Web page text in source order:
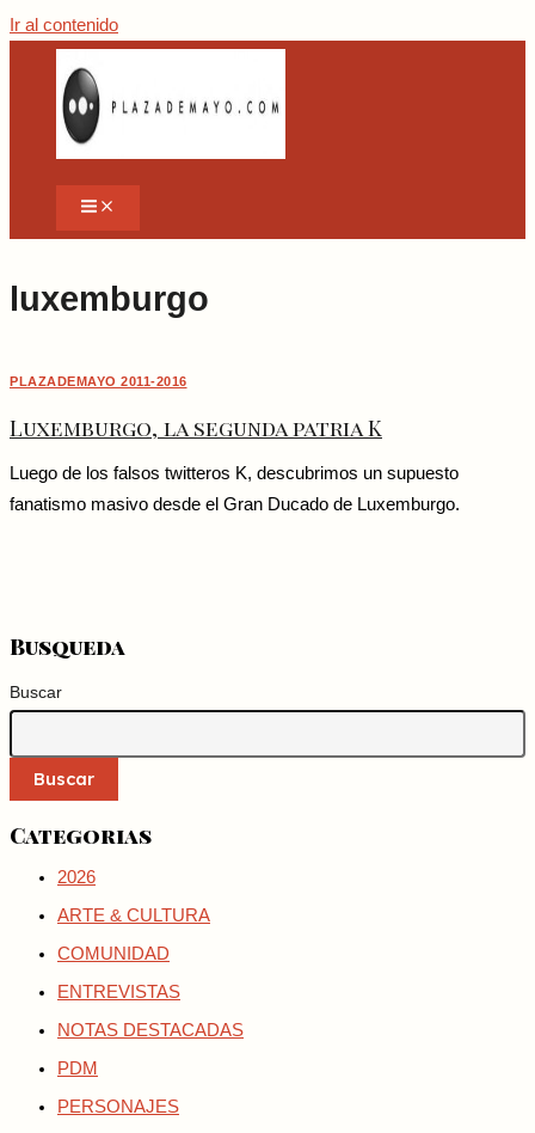
Ir al contenido
luxemburgo
PLAZADEMAYO 2011-2016
Luxemburgo, la segunda patria K
Luego de los falsos twitteros K, descubrimos un supuesto
fanatismo masivo desde el Gran Ducado de Luxemburgo.
Busqueda
Buscar
Buscar
Categorias
2026
ARTE & CULTURA
COMUNIDAD
ENTREVISTAS
NOTAS DESTACADAS
PDM
PERSONAJES